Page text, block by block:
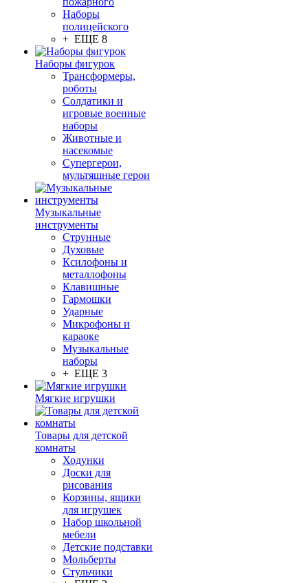
Наборы
полицейского
+ ЕЩЕ 8
Наборы фигурок
Трансформеры,
роботы
Солдатики и
игровые военные
наборы
Животные и
насекомые
Супергерои,
мультяшные герои
Музыкальные
инструменты
Струнные
Духовые
Ксилофоны и
металлофоны
Клавишные
Гармошки
Ударные
Микрофоны и
караоке
Музыкальные
наборы
+ ЕЩЕ 3
Мягкие игрушки
Товары для детской
комнаты
Ходунки
Доски для
рисования
Корзины, ящики
для игрушек
Набор школьной
мебели
Детские подставки
Мольберты
Стульчики